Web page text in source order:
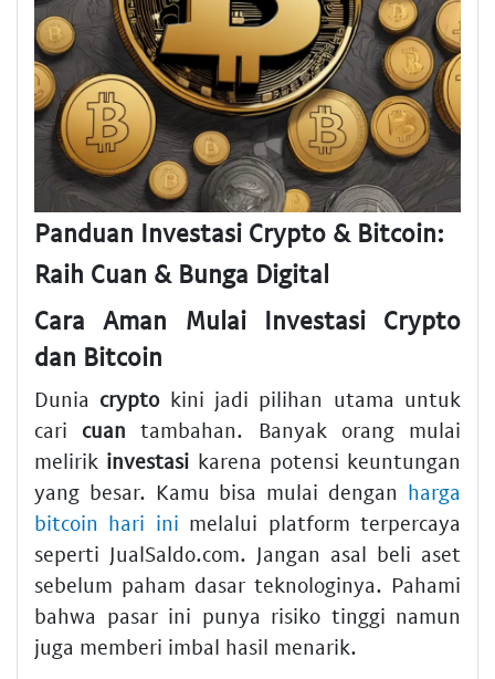
Panduan Investasi Crypto & Bitcoin:
Raih Cuan & Bunga Digital
Cara Aman Mulai Investasi Crypto
dan Bitcoin
Dunia cryptokini jadi pilihan utama untuk
cari cuan tambahan. Banyak orang mulai
melirik investasi karena potensi keuntungan
yang besar. Kamu bisa mulai dengan harga
bitcoin hari ini melalui platform terpercaya
seperti JualSaldo.com. Jangan asal beli aset
sebelum paham dasar teknologinya. Pahami
bahwa pasar ini punya risiko tinggi namun
juga memberi imbal hasil menarik.